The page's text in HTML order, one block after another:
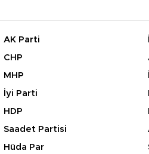
AK Parti
CHP
MHP
İyi Parti
HDP
Saadet Partisi
Hüda Par